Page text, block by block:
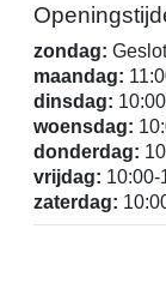
zondag:
maandag:
dinsdag:
woensdag:
donderdag:
vrijdag: 10:00-
zaterdag: